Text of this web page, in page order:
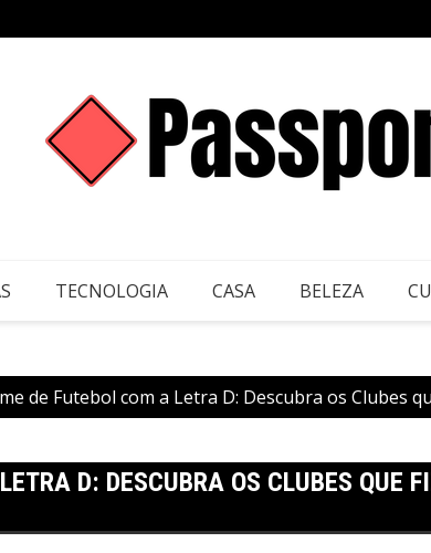
TECNOLOGIA CASA BELEZA
de Futebol com a Letra D: Descubra os Clubes
D: DESCUBRA OS CLUBES QUE